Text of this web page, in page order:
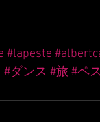
#lapeste
#ダンス #旅 #ペ